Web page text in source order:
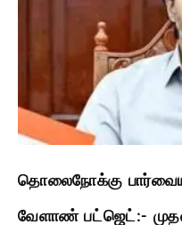
தொலைநோக்கு
வேளாண் பட்ஜெட்:-